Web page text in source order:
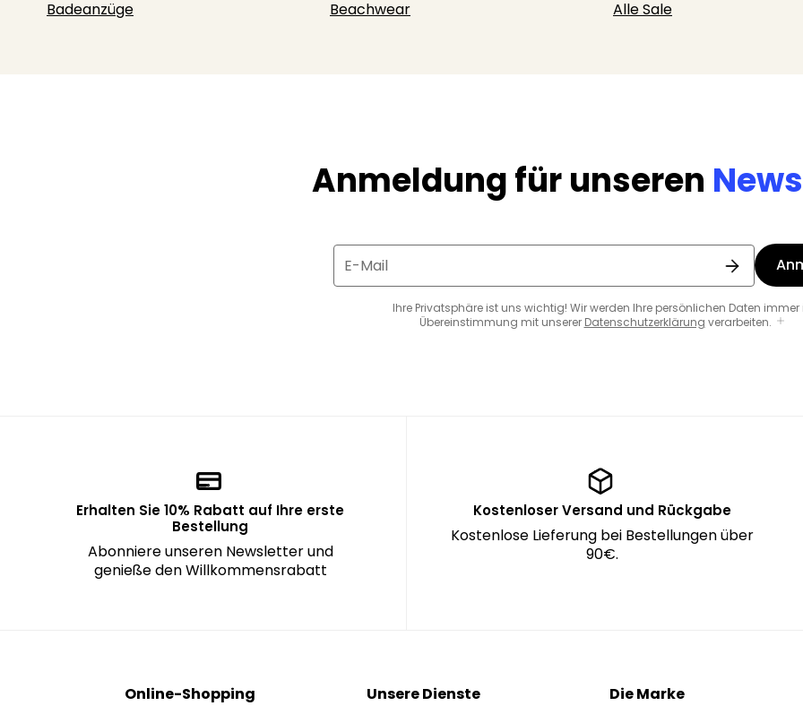
Badeanzüge
Beachwear Alle Sale
Anmeldung für unseren
E-Mail
Ihre Privatsphäre ist uns wichtig! Wir werden Ihre persönlichen Daten immer
Übereinstimmung mit unserer Datenschutzerklärung verarbeiten.
Erhalten Sie 10% Rabatt auf Ihre erste
Bestellung
Abonniere unseren Newsletter und
genieße den Willkommensrabatt
Kostenloser Versand und Rückgabe
Kostenlose Lieferung bei Bestellungen über
90€.
Online-Shopping Unsere Dienste Die Marke